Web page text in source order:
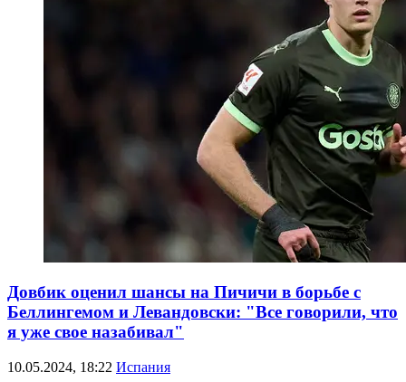
Довбик оценил шансы на Пичичи в борьбе с
Беллингемом и Левандовски: "Все говорили, что
я уже свое назабивал"
10.05.2024, 18:22 Испания